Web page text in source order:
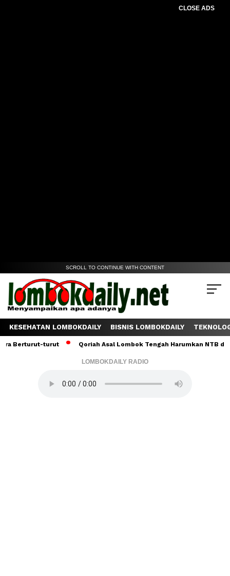
CLOSE ADS
SCROLL TO CONTINUE WITH CONTENT
KESEHATAN LOMBOKDAILY BISNIS LOMBOKDAILY
turut Qoriah Asal Lombok Tengah Harumkan NTB di MTQ
LOMBOKDAILY RADIO